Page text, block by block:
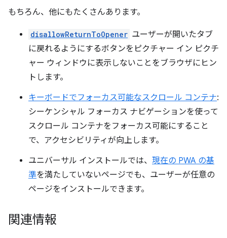
もちろん、他にもたくさんあります。
disallowReturnToOpener ユーザーが開いたタブ
に戻れるようにするボタンをピクチャー イン ピクチ
ャー ウィンドウに表示しないことをブラウザにヒン
トします。
キーボードでフォーカス可能なスクロール コンテナ:
シーケンシャル フォーカス ナビゲーションを使って
スクロール コンテナをフォーカス可能にすること
で、アクセシビリティが向上します。
ユニバーサル インストールでは、 現在の PWA の基
準を満たしていないページでも、ユーザーが任意の
ページをインストールできます。
関連情報